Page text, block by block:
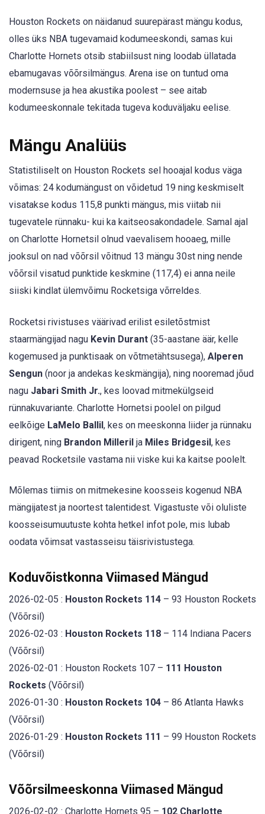
Houston Rockets on näidanud suurepärast mängu kodus,
olles üks NBA tugevamaid kodumeeskondi, samas kui
Charlotte Hornets otsib stabiilsust ning loodab üllatada
ebamugavas võõrsilmängus. Arena ise on tuntud oma
modernsuse ja hea akustika poolest – see aitab
kodumeeskonnale tekitada tugeva koduväljaku eelise.
Mängu Analüüs
Statistiliselt on Houston Rockets sel hooajal kodus väga
võimas: 24 kodumängust on võidetud 19 ning keskmiselt
visatakse kodus 115,8 punkti mängus, mis viitab nii
tugevatele rünnaku- kui ka kaitseosakondadele. Samal ajal
on Charlotte Hornetsil olnud vaevalisem hooaeg, mille
jooksul on nad võõrsil võitnud 13 mängu 30st ning nende
võõrsil visatud punktide keskmine (117,4) ei anna neile
siiski kindlat ülemvõimu Rocketsiga võrreldes.
Rocketsi rivistuses väärivad erilist esiletõstmist
staarmängijad nagu Kevin Durant (35-aastane äär, kelle
kogemused ja punktisaak on võtmetähtsusega), Alperen
Sengun (noor ja andekas keskmängija), ning nooremad jõud
nagu Jabari Smith Jr., kes loovad mitmekülgseid
rünnakuvariante. Charlotte Hornetsi poolel on pilgud
eelkõige LaMelo Ballil, kes on meeskonna liider ja rünnaku
dirigent, ning Brandon Milleril ja Miles Bridgesil, kes
peavad Rocketsile vastama nii viske kui ka kaitse poolelt.
Mõlemas tiimis on mitmekesine koosseis kogenud NBA
mängijatest ja noortest talentidest. Vigastuste või oluliste
koosseisumuutuste kohta hetkel infot pole, mis lubab
oodata võimsat vastasseisu täisrivistustega.
Koduvõistkonna Viimased Mängud
2026-02-05 : Houston Rockets 114 – 93 Houston Rockets
(Võõrsil)
2026-02-03 : Houston Rockets 118 – 114 Indiana Pacers
(Võõrsil)
2026-02-01 : Houston Rockets 107 – 111 Houston
Rockets (Võõrsil)
2026-01-30 : Houston Rockets 104 – 86 Atlanta Hawks
(Võõrsil)
2026-01-29 : Houston Rockets 111 – 99 Houston Rockets
(Võõrsil)
Võõrsilmeeskonna Viimased Mängud
2026-02-02 : Charlotte Hornets 95 – 102 Charlotte